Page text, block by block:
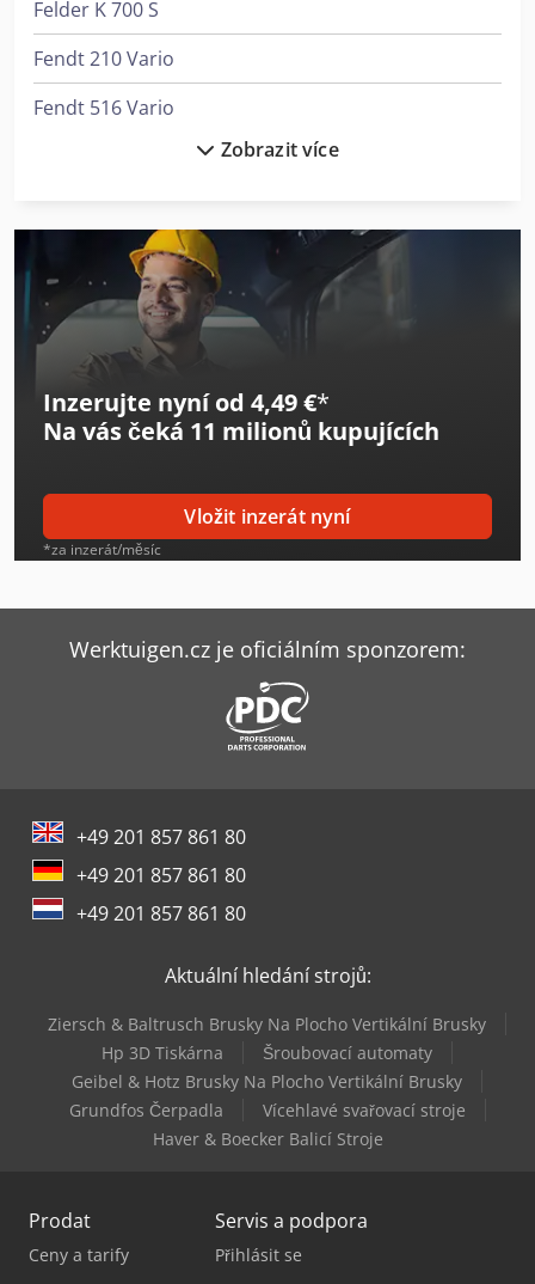
Felder K 700 S
Fendt 210 Vario
Fendt 516 Vario
Fendt 826 Vario
Fendt 828 Vario
Fendt 936 Vario
Fendt 942 Vario
Fendt Farmer
Fendt Former 14055 Pro
Fendt Lotus 770
Fendt Rotana 130 F Xtra
Haas Vf-4
Jcb 540-180
Mercedes-Benz Vario
Volvo Fh 400
Zobrazit více
Inzerujte nyní od 4,49 €*
Na vás čeká 11 milionů kupujících
Vložit inzerát nyní
*za inzerát/měsíc
Werktuigen.cz je oficiálním sponzorem:
+49 201 857 861 80
+49 201 857 861 80
+49 201 857 861 80
Aktuální hledání strojů:
Ziersch & Baltrusch Brusky Na Plocho Vertikální Brusky
Hp 3D Tiskárna
Šroubovací automaty
Geibel & Hotz Brusky Na Plocho Vertikální Brusky
Grundfos Čerpadla
Vícehlavé svařovací stroje
Haver & Boecker Balicí Stroje
Prodat
Ceny a tarify
Servis a podpora
Přihlásit se